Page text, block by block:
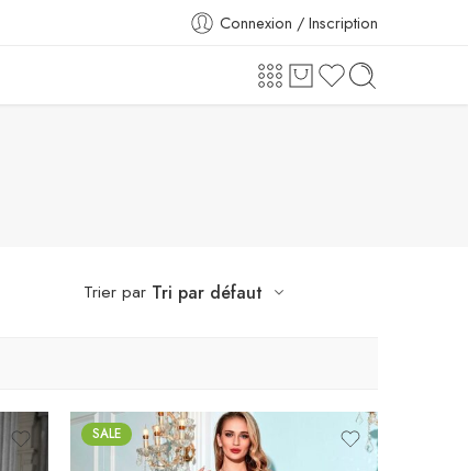
Connexion / Inscription
Trier par Tri par défaut
SALE